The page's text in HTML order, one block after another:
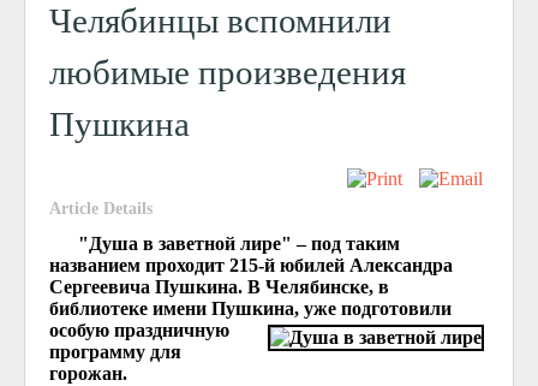
Челябинцы вспомнили
любимые произведения
Пушкина
Article Details
"Душа в заветной лире" – под таким
названием проходит 215-й юбилей Александра
Сергеевича Пушкина. В Челябинске, в
библиотеке имени Пушкина, уже подготовили
особую праздничную
программу для
горожан.